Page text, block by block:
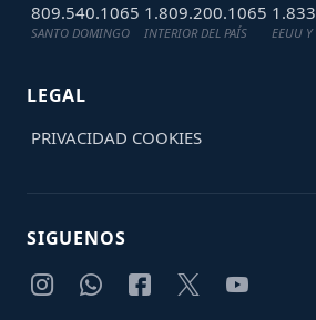
809.540.1065
SANTO DOMINGO
1.809.200.1065
INTERIOR DEL PAÍS EEUU
LEGAL
PRIVACIDAD COOKIES
SIGUENOS